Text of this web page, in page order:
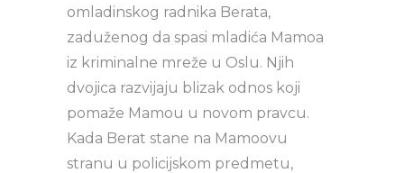
omladinskog radnika Berata,
zaduženog da spasi mladića Mamoa
iz kriminalne mreže u Oslu. Njih
dvojica razvijaju blizak odnos koji
pomaže Mamou u novom pravcu.
Kada Berat stane na Mamoovu
stranu u policijskom predmetu,